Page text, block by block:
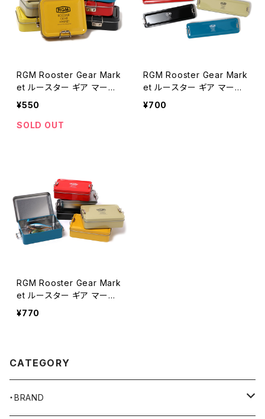
RGM Rooster Gear Mark
et ルースター ギア マーケ
ット TIN CASE ブリキ 全8
¥550
SOLD OUT
RGM Rooster Gear Mark
et ルースター ギア マーケ
ット TIN CASE -LB- ブリキ
¥700
RGM Rooster Gear Mark
et ルースター ギア マーケ
ット TIN CASE GRANDE
¥770
CATEGORY
・BRAND